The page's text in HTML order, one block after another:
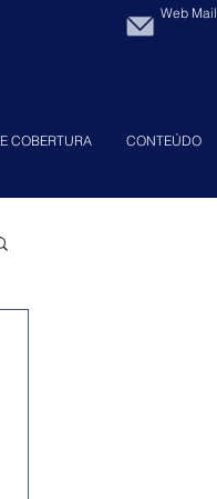
Web Mail
COBERTURA CONTEÚDO